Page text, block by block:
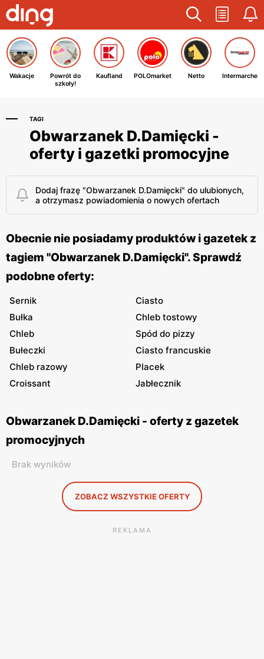
Wakacje
Powrót do
szkoły!
Kaufland POLOmarket Netto Intermarche
TAGI
Obwarzanek D.Damięcki -
oferty i gazetki promocyjne
Dodaj frazę "Obwarzanek D.Damięcki" do ulubionych,
a otrzymasz powiadomienia o nowych ofertach
Obecnie nie posiadamy produktów i gazetek z
tagiem "Obwarzanek D.Damięcki". Sprawdź
podobne oferty:
Sernik
Ciasto
Bułka
Chleb tostowy
Chleb
Spód do pizzy
Bułeczki
Ciasto francuskie
Chleb razowy
Placek
Croissant
Jabłecznik
Obwarzanek D.Damięcki - oferty z gazetek
promocyjnych
Brak wyników
ZOBACZ WSZYSTKIE OFERTY
REKLAMA